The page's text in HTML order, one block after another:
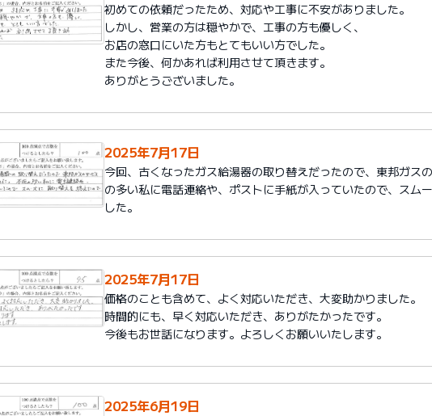
初めての依頼だったため、対応や工事に不安がありました。
しかし、営業の方は穏やかで、工事の方も優しく、
お店の窓口にいた方もとてもいい方でした。
また今後、何かあれば利用させて頂きます。
ありがとうございました。
2025年7月17日
今回、古くなったガス給湯器の取り替えだったので、東邦ガス
の多い私に電話連絡や、ポストに手紙が入っていたので、スム
した。
2025年7月17日
価格のことも含めて、よく対応いただき、大変助かりました。
時間的にも、早く対応いただき、ありがたかったです。
今後もお世話になります。よろしくお願いいたします。
2025年6月19日